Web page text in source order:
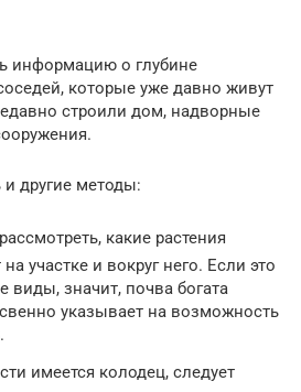
информацию о глубине
которые уже давно живут
строили дом, надворные
другие методы:
какие растения
участке и вокруг него. Если это
виды, значит, почва богата
указывает на возможность
имеется колодец, следует